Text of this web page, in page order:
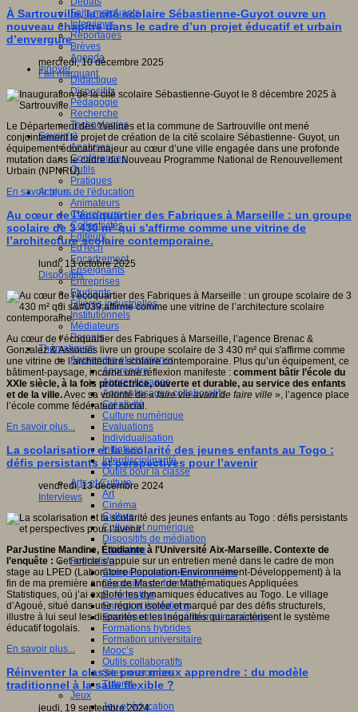
Faits marquants
Interviews
Reportages
Brèves
Agenda
Innover
Didactique
Dispositifs
Pédagogie
Recherche
Technologies
Savoir(s)
Analyses
Conférences
Outils
Pratiques
Acteurs de l'éducation
Animateurs
Chercheurs
Collectivités
Editeurs
EdTech
Encadrement
Enseignants
Entreprises
Etudiants
Filières industrielles
Institutionnels
Médiateurs
Parents
Thématiques
Apprendre et enseigner
Apprendre
Apprentissages
Apprentissages collaboratifs
Créativité
Culture numérique
Evaluations
Individualisation
Initiatives
Interdisciplinarité
Outils pour la classe
Arts et Culture
Art
Cinéma
Culture
Culture et numérique
Dispositifs de médiation
Littérature
Formation
Compétences professionnelles
Dispositifs de formation
E- formation
Enjeux et évolutions
Enseignement supérieur et numérique
Formations hybrides
Formation universitaire
Mooc’s
Outils collaboratifs
Sites ressources
Tutorat
Jeux
Jeu et éducation
À Sartrouville, la cité scolaire Sébastienne-Guyot ouvre un
nouveau chapitre dans le cadre d’un projet éducatif et urbain
d’envergure
mercredi, 10 décembre 2025
Fait marquant
Le Département des Yvelines et la commune de Sartrouville ont mené
conjointement le projet de création de la cité scolaire Sébastienne- Guyot, un
équipement éducatif majeur au cœur d’une ville engagée dans une profonde
mutation dans le cadre du Nouveau Programme National de Renouvellement
Urbain (NPNRU).
En savoir plus...
Au cœur de l’écoquartier des Fabriques à Marseille : un groupe
scolaire de 3 430 m² qui s'affirme comme une vitrine de
l’architecture scolaire contemporaine.
lundi, 13 octobre 2025
Dispositifs
Au cœur de l’écoquartier des Fabriques à Marseille, l’agence Brenac &
Gonzalez & Associés livre un groupe scolaire de 3 430 m² qui s'affirme comme
une vitrine de l’architecture scolaire contemporaine. Plus qu’un équipement, ce
bâtiment-paysage, incarne une réflexion manifeste : comment bâtir l’école du
XXIe siècle, à la fois protectrice, ouverte et durable, au service des enfants
et de la ville.Avec sa volonté de «faire vie avant de faire ville », l’agence place
l’école comme fédérateur social.
En savoir plus...
La scolarisation et la scolarité des jeunes enfants au Togo :
défis persistants et perspectives pour l’avenir
vendredi, 13 décembre 2024
Interviews
ParJustine Mandine, Étudiante à l'Université Aix-Marseille. Contexte de
l’enquête : Cet article s’appuie sur un entretien mené dans le cadre de mon
stage au LPED (Laboratoire Population-Environnement-Développement) à la
fin de ma première année de Master de Mathématiques Appliquées
Statistiques, où j’ai exploré les dynamiques éducatives au Togo. Le village
d’Agoué, situé dans une région isolée et marqué par des défis structurels,
illustre à lui seul les disparités et les inégalités qui caractérisent le système
éducatif togolais.
En savoir plus...
Réinventer la classe pour mieux apprendre : du modèle
traditionnel à la salle flexible ?
jeudi, 19 septembre 2024